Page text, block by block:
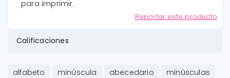
para imprimir.
Reportar este producto
Calificaciones
alfabeto minúscula abecedario
minúsculas